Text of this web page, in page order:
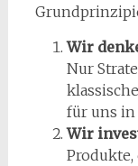
Wir
Nur
für uns in
Wir